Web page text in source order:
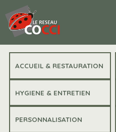
ACCUEIL & RESTAURATION
HYGIENE & ENTRETIEN
PERSONNALISATION